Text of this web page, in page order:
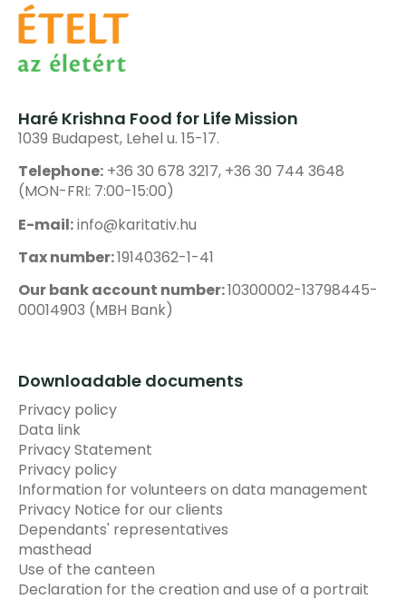
Haré Krishna Food for Life Mission
1039 Budapest, Lehel u. 15-17.
Telephone: +36 30 678 3217, +36 30 744 3648
(MON-FRI: 7:00-15:00)
E-mail:info@karitativ.hu
Tax number:19140362-1-41
Our bank account number:10300002-13798445-
00014903 (MBH Bank)
Downloadable documents
Privacy policy
Data link
Privacy Statement
Privacy policy
Information for volunteers on data management
Privacy Notice for our clients
Dependants' representatives
masthead
Use of the canteen
Declaration for the creation and use of a portrait